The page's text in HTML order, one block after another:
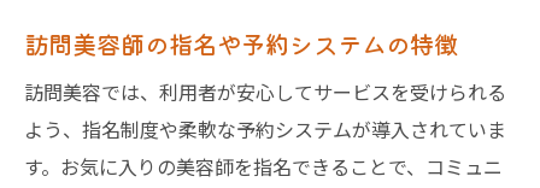
訪問美容師の指名や予約システムの特徴
訪問美容では、利用者が安心してサービスを受けられる
よう、指名制度や柔軟な予約システムが導入されていま
す。お気に入りの美容師を指名できることで、コミュニ